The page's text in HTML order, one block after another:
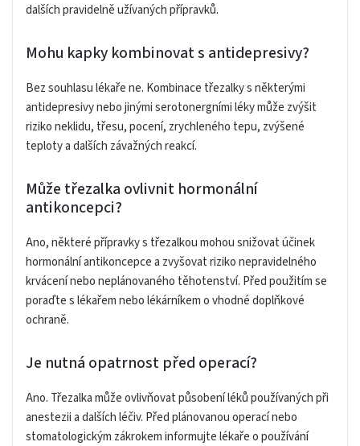
dalších pravidelně užívaných přípravků.
Mohu kapky kombinovat s antidepresivy?
Bez souhlasu lékaře ne. Kombinace třezalky s některými
antidepresivy nebo jinými serotonergními léky může zvýšit
riziko neklidu, třesu, pocení, zrychleného tepu, zvýšené
teploty a dalších závažných reakcí.
Může třezalka ovlivnit hormonální
antikoncepci?
Ano, některé přípravky s třezalkou mohou snižovat účinek
hormonální antikoncepce a zvyšovat riziko nepravidelného
krvácení nebo neplánovaného těhotenství. Před použitím se
poraďte s lékařem nebo lékárníkem o vhodné doplňkové
ochraně.
Je nutná opatrnost před operací?
Ano. Třezalka může ovlivňovat působení léků používaných při
anestezii a dalších léčiv. Před plánovanou operací nebo
stomatologickým zákrokem informujte lékaře o používání